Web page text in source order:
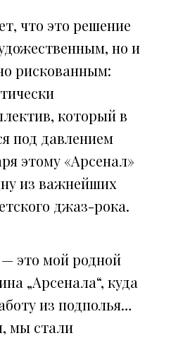
что это решение
но и
рискованным:
который в
под давлением
этому «Арсенал»
из важнейших
джаз-рока.
это мой родной
„Арсенала“, куда
из подполья…
мы стали